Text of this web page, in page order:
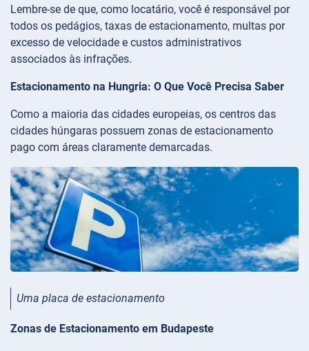
Lembre-se de que, como locatário, você é responsável por
todos os pedágios, taxas de estacionamento, multas por
excesso de velocidade e custos administrativos
associados às infrações.
Estacionamento na Hungria: O Que Você Precisa Saber
Como a maioria das cidades europeias, os centros das
cidades húngaras possuem zonas de estacionamento
pago com áreas claramente demarcadas.
Uma placa de estacionamento
Zonas de Estacionamento em Budapeste